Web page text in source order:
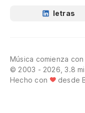
letras
Música comienza
© 2003 - 2026, 3.8
Hecho con
desde